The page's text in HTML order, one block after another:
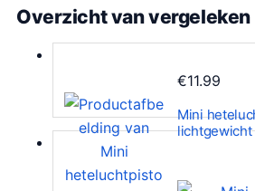
Overzicht van
€11.99
Mini